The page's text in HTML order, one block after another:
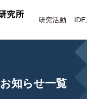
研究活動
お知らせ一覧